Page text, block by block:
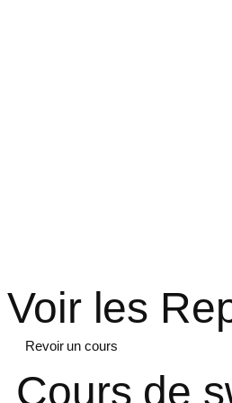
Voir les
Revoir un cours
Cours de